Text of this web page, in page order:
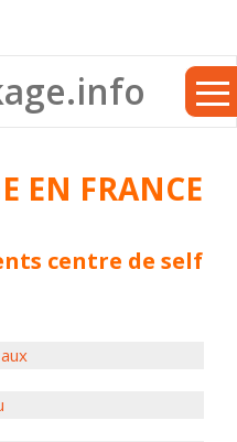
EN FRANCE
centre de self